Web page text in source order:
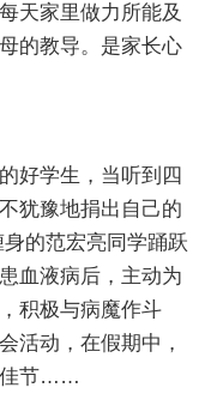
天家里做力所能及
的教导。是家长心
好学生，当听到四
犹豫地捐出自己的
的范宏亮同学踊跃
血液病后，主动为
积极与病魔作斗
活动，在假期中，
佳节……